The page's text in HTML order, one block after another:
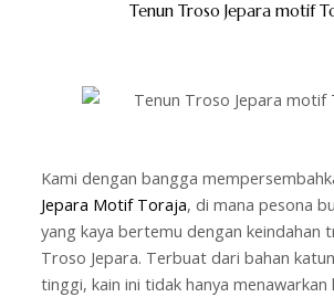
Tenun Troso Jepara motif
Kami dengan bangga
Jepara Motif Toraja, di mana pesona
yang kaya bertemu dengan keindahan
Troso Jepara. Terbuat dari bahan
tinggi, kain ini tidak hanya menawarkan